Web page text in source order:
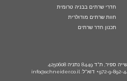
חדרי שרתים בבניה טרומית
חוות שרתים מודולרית
תכנון חדר שרתים